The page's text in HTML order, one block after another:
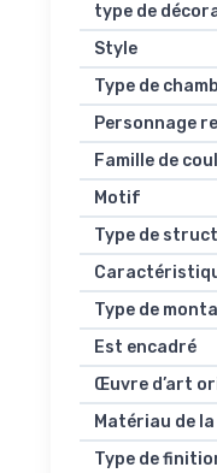
type de
Style
Type de
Personnage
Famille de
Motif
Type de
Type de
Est encadré
Œuvre d’art
Matériau de
Type de